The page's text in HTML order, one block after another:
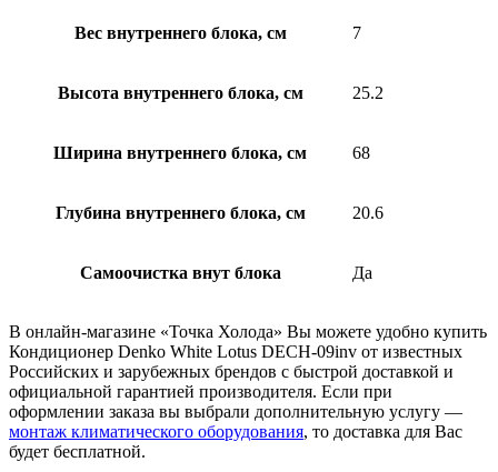
Вес внутреннего блока, см 7
Высота внутреннего блока, см 25.2
Ширина внутреннего блока, см 68
Глубина внутреннего блока, см 20.6
Самоочистка внут блока Да
В онлайн-магазине «Точка Холода» Вы можете удобно купить
Кондиционер Denko White Lotus DECH-09inv от известных
Российских и зарубежных брендов с быстрой доставкой и
официальной гарантией производителя. Если при
оформлении заказа вы выбрали дополнительную услугу —
монтаж климатического оборудования, то доставка для Вас
будет бесплатной.